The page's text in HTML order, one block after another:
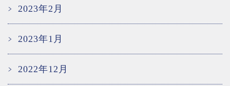
2023年2月
2023年1月
2022年12月